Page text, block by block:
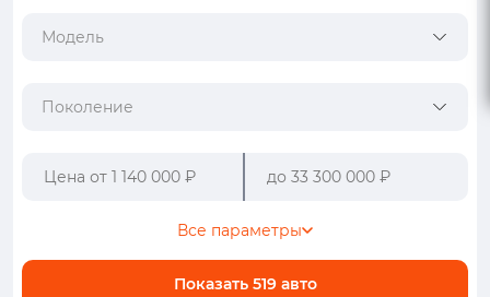
Модель
Поколение
Показать 519 авто
Все параметры